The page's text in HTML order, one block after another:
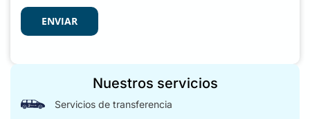
ENVIAR
Nuestros servicios
Servicios de transferencia